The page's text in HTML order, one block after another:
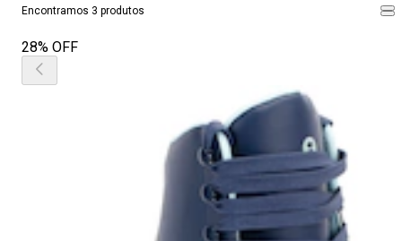
Encontramos 3 produtos
28% OFF